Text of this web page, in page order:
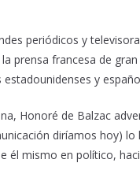
periódicos y
prensa francesa de
y
Honoré de Balzac
diríamos hoy)
él mismo en político,